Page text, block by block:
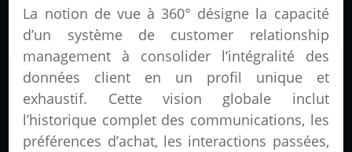
La notion de vue à 360° désigne la capacité
d’un système de customer relationship
management à consolider l’intégralité des
données client en un profil unique et
exhaustif. Cette vision globale inclut
l’historique complet des communications, les
préférences d’achat, les interactions passées,